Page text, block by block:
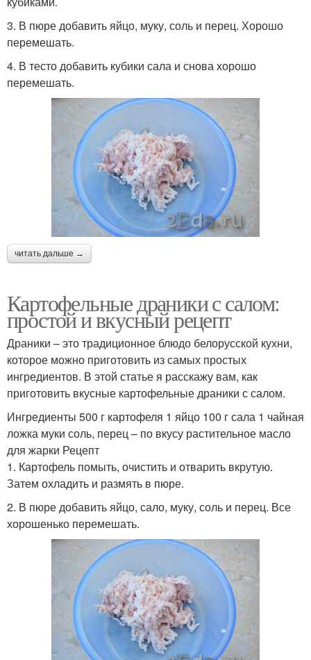
3. В пюре добавить яйцо, муку, соль и перец. Хорошо
перемешать.
4. В тесто добавить кубики сала и снова хорошо
перемешать.
читать дальше →
Картофельные драники с салом:
простой и вкусный рецепт
Драники – это традиционное блюдо белорусской кухни,
которое можно приготовить из самых простых
ингредиентов. В этой статье я расскажу вам, как
приготовить вкусные картофельные драники с салом.
Ингредиенты 500 г картофеля 1 яйцо 100 г сала 1 чайная
ложка муки соль, перец – по вкусу растительное масло
для жарки Рецепт
1. Картофель помыть, очистить и отварить вкрутую.
Затем охладить и размять в пюре.
2. В пюре добавить яйцо, сало, муку, соль и перец. Все
хорошенько перемешать.